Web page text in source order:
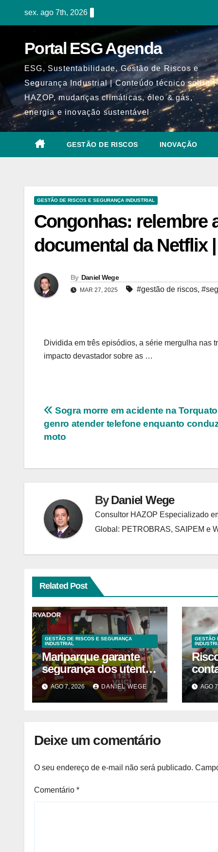
sex. ago 7th, 2026
Portal ESG Agenda
ESG, Sustentabilidade, Gestão de Riscos e
Segurança Industrial | Conteúdo técnico sobre
HAZOP, mudanças climáticas, óleo & gás,
energia e inovação sustentável
GESTÃO DE RISCOS INOVAÇÃO
GESTÃO DE RISCOS E SEGURANÇA INDUSTRIAL
Congonhas: relembre
documental da Netflix
By Daniel Wege
MAR 27, 2025 #gestão de riscos,
Dividida em três episódios, a série mergulha nas
impacto devastador sobre as …
Navegação
de
Sogra morre em acidente na
genro atender telefone enquanto
moto
ByDaniel Wege
Consultor HAZOP Especializado
Global: PETROBRAS, SAIPEM e
Related Post
GESTÃO DE RISCOS E SEGURANÇA
INDUSTRIAL
Mariparque garante
segurança dos utentes
após acidente –
Observador
AGO 7, 2026 DANIEL WEGE
GESTÃO
AGO
Deixe um comentário
O seu endereço de e-mail não será publicado.
Comentário *